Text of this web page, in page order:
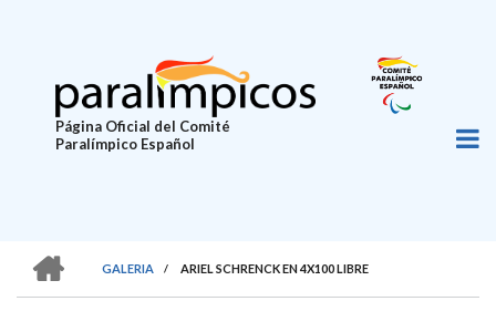
principal
Página Oficial del Comité
Paralímpico Español
SOBRESCRIBIR
GALERIA
/ ARIEL SCHRENCK EN 4X100 LIBRE